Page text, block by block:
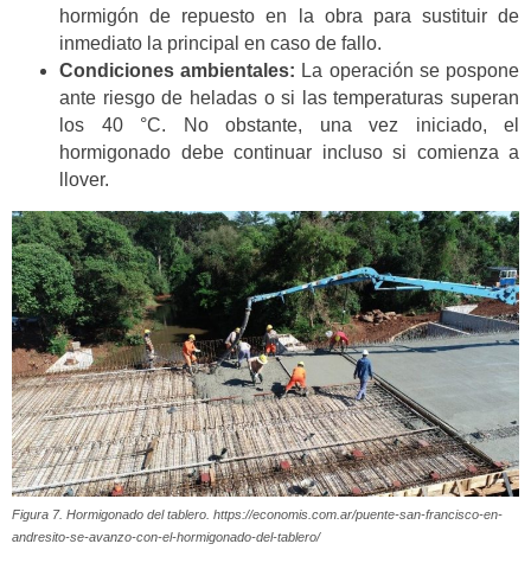
hormigón de repuesto en la obra para sustituir de
inmediato la principal en caso de fallo.
Condiciones ambientales: La operación se pospone
ante riesgo de heladas o si las temperaturas superan
los 40 °C. No obstante, una vez iniciado, el
hormigonado debe continuar incluso si comienza a
llover.
Figura 7. Hormigonado del tablero. https://economis.com.ar/puente-san-francisco-en-
andresito-se-avanzo-con-el-hormigonado-del-tablero/